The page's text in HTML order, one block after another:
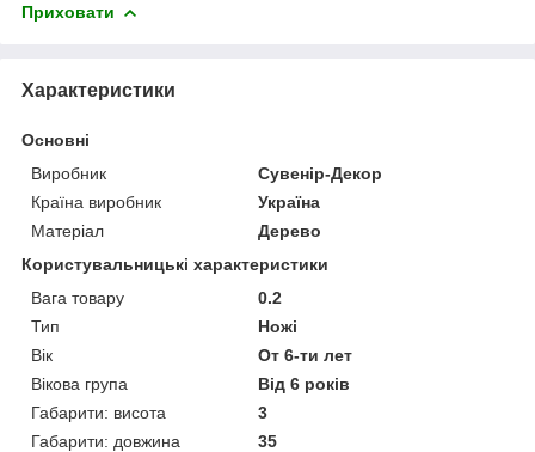
Приховати
Характеристики
Основні
Виробник
Сувенір-Декор
Країна виробник
Україна
Матеріал
Дерево
Користувальницькі характеристики
Вага товару
0.2
Тип
Ножі
Вік
От 6-ти лет
Вікова група
Від 6 років
Габарити: висота
3
Габарити: довжина
35